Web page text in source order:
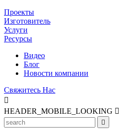
Проекты
Изготовитель
Услуги
Ресурсы
Видео
Блог
Новости компании
Свяжитесь Нас

HEADER_MOBILE_LOOKING 
